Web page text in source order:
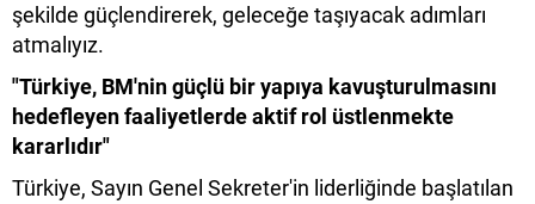
şekilde güçlendirerek, geleceğe taşıyacak adımları
atmalıyız.
"Türkiye, BM'nin güçlü bir yapıya kavuşturulmasını
hedefleyen faaliyetlerde aktif rol üstlenmekte
kararlıdır"
Türkiye, Sayın Genel Sekreter'in liderliğinde başlatılan